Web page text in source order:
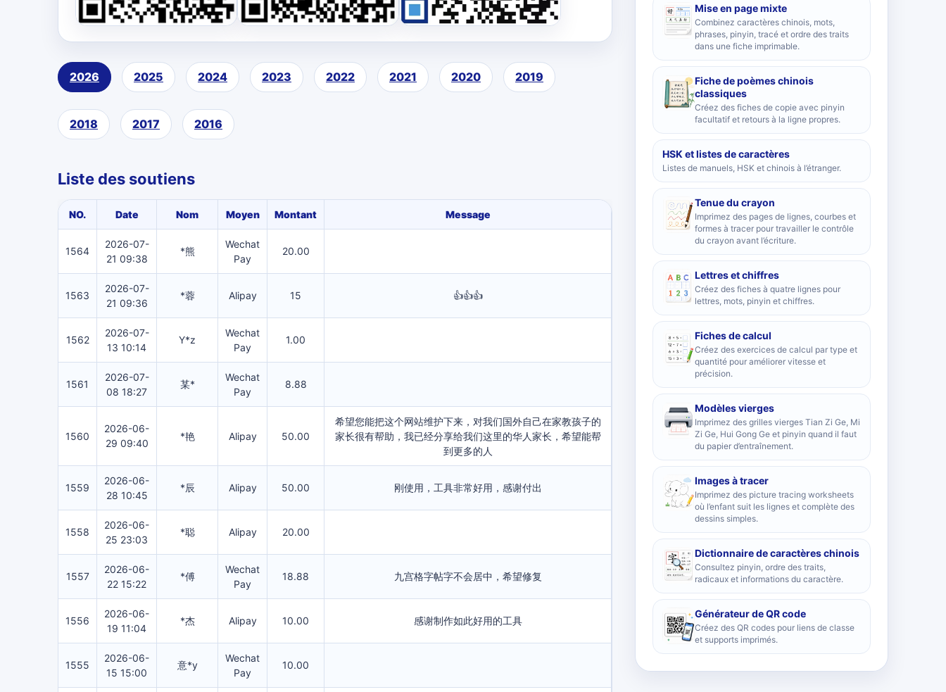
2026 2025 2024 2023 2022 2021 2020 2019
2018 2017 2016
Liste des soutiens
NO. Date Nom Moyen Montant Message
1564
2026-07-
21 09:38
*熊
Wechat
Pay
20.00
1563
2026-07-
21 09:36
*蓉 Alipay 15 👍👍👍
1562
2026-07-
13 10:14
Y*z
Wechat
Pay
1.00
1561
2026-07-
08 18:27
某*
Wechat
Pay
8.88
1560
2026-06-
29 09:40
*艳 Alipay 50.00
希望您能把这个网站维护下来，对我们国外自己在家教孩子的
家长很有帮助，我已经分享给我们这里的华人家长，希望能帮
到更多的人
1559
2026-06-
28 10:45
*辰 Alipay 50.00 刚使用，工具非常好用，感谢付出
1558
2026-06-
25 23:03
*聪 Alipay 20.00
1557
2026-06-
22 15:22
*傅
Wechat
Pay
18.88 九宫格字帖字不会居中，希望修复
1556
2026-06-
19 11:04
*杰 Alipay 10.00 感谢制作如此好用的工具
1555
2026-06-
15 15:00
意*y
Wechat
Pay
10.00
Mise en page mixte
Combinez caractères chinois, mots,
phrases, pinyin, tracé et ordre des traits
dans une fiche imprimable.
Fiche de poèmes chinois
classiques
Créez des fiches de copie avec pinyin
facultatif et retours à la ligne propres.
HSK et listes de caractères
Listes de manuels, HSK et chinois à l’étranger.
Tenue du crayon
Imprimez des pages de lignes, courbes et
formes à tracer pour travailler le contrôle
du crayon avant l’écriture.
Lettres et chiffres
Créez des fiches à quatre lignes pour
lettres, mots, pinyin et chiffres.
Fiches de calcul
Créez des exercices de calcul par type et
quantité pour améliorer vitesse et
précision.
Modèles vierges
Imprimez des grilles vierges Tian Zi Ge, Mi
Zi Ge, Hui Gong Ge et pinyin quand il faut
du papier d’entraînement.
Images à tracer
Imprimez des picture tracing worksheets
où l’enfant suit les lignes et complète des
dessins simples.
Dictionnaire de caractères chinois
Consultez pinyin, ordre des traits,
radicaux et informations du caractère.
Générateur de QR code
Créez des QR codes pour liens de classe
et supports imprimés.